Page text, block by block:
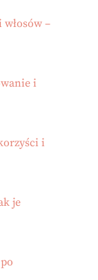
–
i
i
je